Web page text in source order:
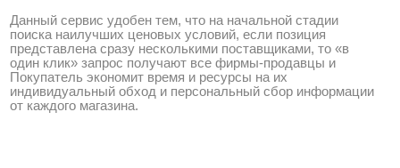
Данный сервис удобен тем, что на начальной стадии
поиска наилучших ценовых условий, если позиция
представлена сразу несколькими поставщиками, то «в
один клик» запрос получают все фирмы-продавцы и
Покупатель экономит время и ресурсы на их
индивидуальный обход и персональный сбор информации
от каждого магазина.